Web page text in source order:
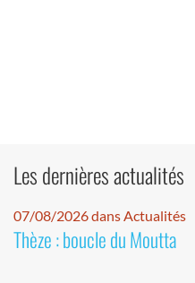
Les dernières actualités
07/08/2026 dans Actualités
Thèze : boucle du Moutta